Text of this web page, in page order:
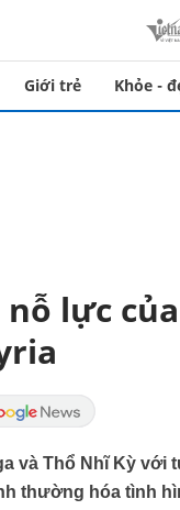
Giới trẻ Khỏe -
lực
và Thổ Nhĩ Kỳ
thường hóa tình